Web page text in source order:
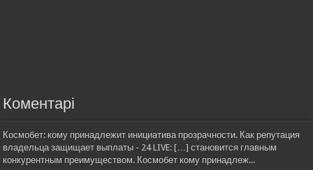
Коментарі
Космобет: кому принадлежит инициатива прозрачности. Как репутация
владельца защищает выплаты - 24 LIVE: […] становится главным
конкурентным преимуществом. Космобет кому принадлеж...